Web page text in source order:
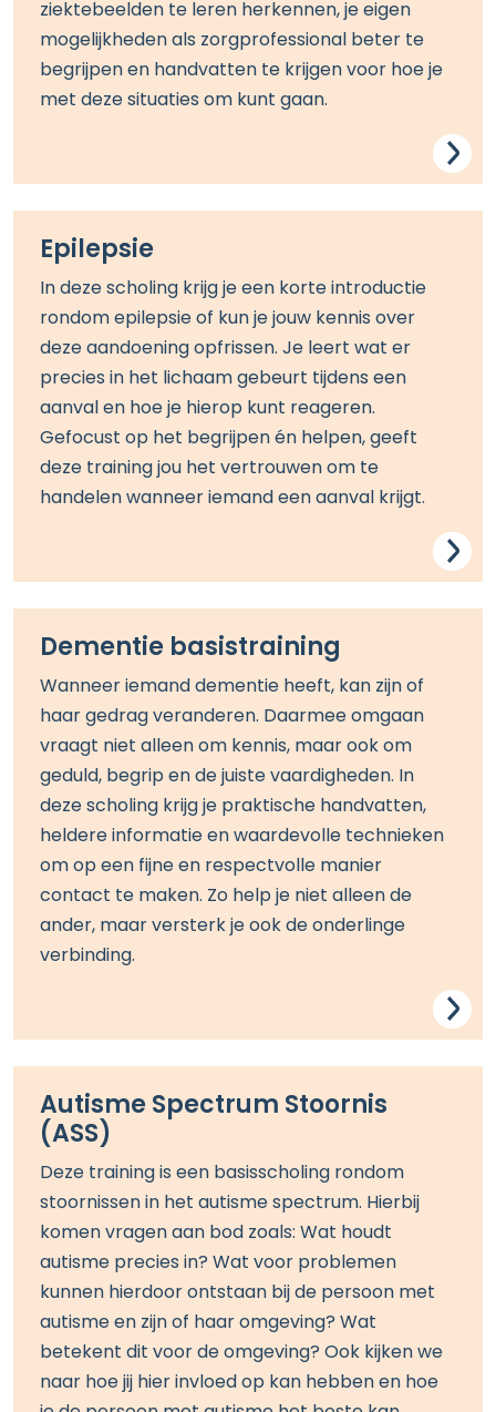
ziektebeelden te leren herkennen, je eigen
mogelijkheden als zorgprofessional beter te
begrijpen en handvatten te krijgen voor hoe je
met deze situaties om kunt gaan.
Epilepsie
In deze scholing krijg je een korte introductie
rondom epilepsie of kun je jouw kennis over
deze aandoening opfrissen. Je leert wat er
precies in het lichaam gebeurt tijdens een
aanval en hoe je hierop kunt reageren.
Gefocust op het begrijpen én helpen, geeft
deze training jou het vertrouwen om te
handelen wanneer iemand een aanval krijgt.
Dementie basistraining
Wanneer iemand dementie heeft, kan zijn of
haar gedrag veranderen. Daarmee omgaan
vraagt niet alleen om kennis, maar ook om
geduld, begrip en de juiste vaardigheden. In
deze scholing krijg je praktische handvatten,
heldere informatie en waardevolle technieken
om op een fijne en respectvolle manier
contact te maken. Zo help je niet alleen de
ander, maar versterk je ook de onderlinge
verbinding.
Autisme Spectrum Stoornis
(ASS)
Deze training is een basisscholing rondom
stoornissen in het autisme spectrum. Hierbij
komen vragen aan bod zoals: Wat houdt
autisme precies in? Wat voor problemen
kunnen hierdoor ontstaan bij de persoon met
autisme en zijn of haar omgeving? Wat
betekent dit voor de omgeving? Ook kijken we
naar hoe jij hier invloed op kan hebben en hoe